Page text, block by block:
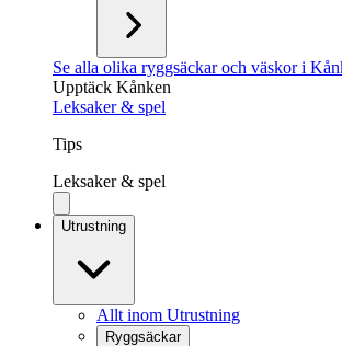
Se alla olika ryggsäckar och väskor i
Upptäck Kånken
Leksaker & spel
Tips
Leksaker & spel
Utrustning
Allt inom Utrustning
Ryggsäckar